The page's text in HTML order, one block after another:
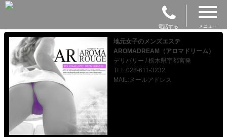
電話する メニュー
地元女子のメンズエステ
AROMADREAM（アロマドリーム）
デリバリー / 栃木県宇都宮発
TEL:028-611-3232
MAIL:メールアドレス